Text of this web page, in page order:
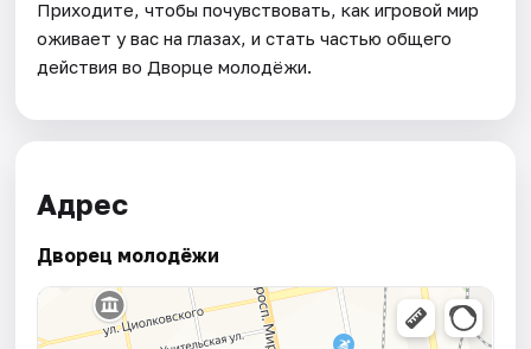
Приходите, чтобы почувствовать, как игровой мир
оживает у вас на глазах, и стать частью общего
действия во Дворце молодёжи.
Адрес
Дворец молодёжи